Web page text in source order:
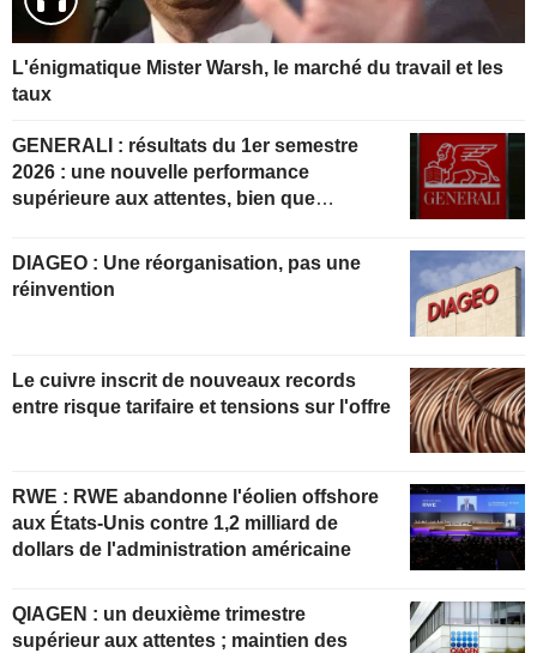
L'énigmatique Mister Warsh, le marché du travail et les
taux
GENERALI : résultats du 1er semestre
2026 : une nouvelle performance
supérieure aux attentes, bien que
DIAGEO : Une réorganisation, pas une
réinvention
Le cuivre inscrit de nouveaux records
entre risque tarifaire et tensions sur l'offre
RWE : RWE abandonne l'éolien offshore
aux États-Unis contre 1,2 milliard de
dollars de l'administration américaine
QIAGEN : un deuxième trimestre
supérieur aux attentes ; maintien des